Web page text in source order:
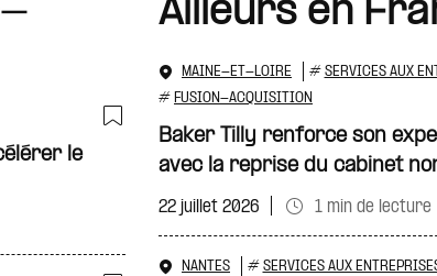
Ajouter à ma sélection
le
Ailleurs en
MAINE-ET-LOIRE # SERVICES AUX
# FUSION-ACQUISITION
Baker Tilly renforce son
avec la reprise du cabinet
22 juillet 2026 1 min de lecture
NANTES # SERVICES AUX